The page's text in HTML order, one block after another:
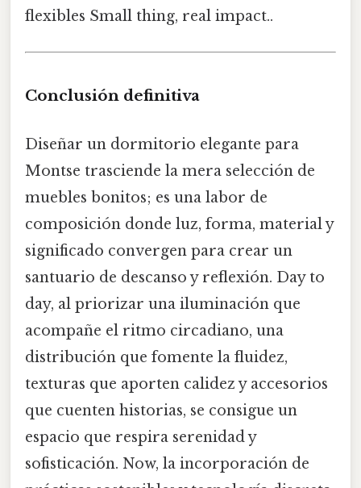
flexibles Small thing, real impact..
Conclusión definitiva
Diseñar un dormitorio elegante para
Montse trasciende la mera selección de
muebles bonitos; es una labor de
composición donde luz, forma, material y
significado convergen para crear un
santuario de descanso y reflexión. Day to
day, al priorizar una iluminación que
acompañe el ritmo circadiano, una
distribución que fomente la fluidez,
texturas que aporten calidez y accesorios
que cuenten historias, se consigue un
espacio que respira serenidad y
sofisticación. Now, la incorporación de